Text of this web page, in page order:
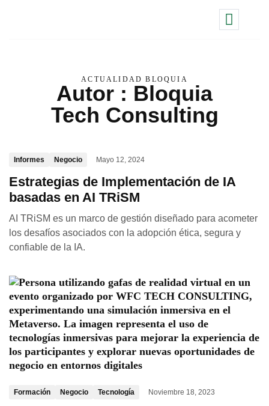
ACTUALIDAD BLOQUIA
Autor : Bloquia
Tech Consulting
Informes Negocio Mayo 12, 2024
Estrategias de Implementación de IA
basadas en AI TRiSM
AI TRiSM es un marco de gestión diseñado para acometer
los desafíos asociados con la adopción ética, segura y
confiable de la IA.
Formación Negocio Tecnología Noviembre 18, 2023